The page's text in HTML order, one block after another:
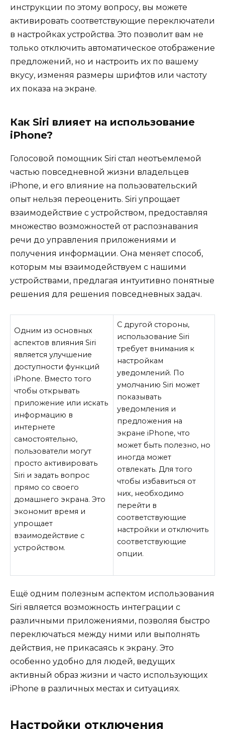
инструкции по этому вопросу, вы можете
активировать соответствующие переключатели
в настройках устройства. Это позволит вам не
только отключить автоматическое отображение
предложений, но и настроить их по вашему
вкусу, изменяя размеры шрифтов или частоту
их показа на экране.
Как Siri влияет на использование
iPhone?
Голосовой помощник Siri стал неотъемлемой
частью повседневной жизни владельцев
iPhone, и его влияние на пользовательский
опыт нельзя переоценить. Siri упрощает
взаимодействие с устройством, предоставляя
множество возможностей от распознавания
речи до управления приложениями и
получения информации. Она меняет способ,
которым мы взаимодействуем с нашими
устройствами, предлагая интуитивно понятные
решения для решения повседневных задач.
Одним из основных
аспектов влияния Siri
является улучшение
доступности функций
iPhone. Вместо того
чтобы открывать
приложение или искать
информацию в
интернете
самостоятельно,
пользователи могут
просто активировать
Siri и задать вопрос
прямо со своего
домашнего экрана. Это
экономит время и
упрощает
взаимодействие с
устройством.
С другой стороны,
использование Siri
требует внимания к
настройкам
уведомлений. По
умолчанию Siri может
показывать
уведомления и
предложения на
экране iPhone, что
может быть полезно, но
иногда может
отвлекать. Для того
чтобы избавиться от
них, необходимо
перейти в
соответствующие
настройки и отключить
соответствующие
опции.
Ещё одним полезным аспектом использования
Siri является возможность интеграции с
различными приложениями, позволяя быстро
переключаться между ними или выполнять
действия, не прикасаясь к экрану. Это
особенно удобно для людей, ведущих
активный образ жизни и часто использующих
iPhone в различных местах и ситуациях.
Настройки отключения